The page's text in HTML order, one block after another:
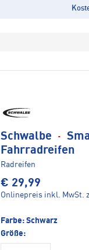
Schwalbe ·
Fahrradreifen
Radreifen
€ 29,99
Onlinepreis inkl. MwSt.
Farbe: Schwarz
Größe: